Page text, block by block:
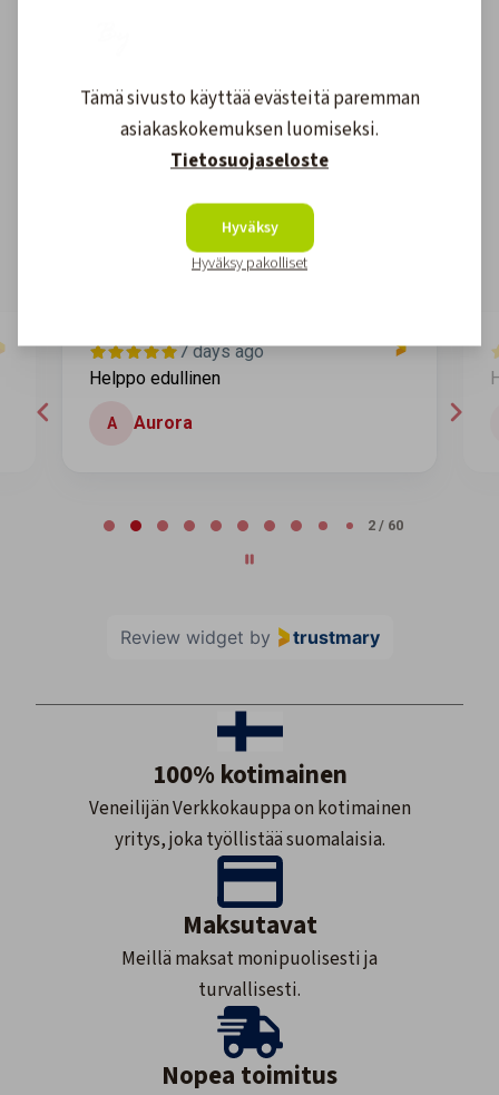
Asiakkaidemme kokemuksia
Kirjoita arvostelu
7 days ago
Helppo edullinen
A Aurora
2 / 60
Review widget by trustmary
100% kotimainen
Veneilijän Verkkokauppa on kotimainen
yritys, joka työllistää suomalaisia.
Maksutavat
Meillä maksat monipuolisesti ja
turvallisesti.
Nopea toimitus
Tämä sivusto käyttää evästeitä paremman
asiakaskokemuksen luomiseksi.
Tietosuojaseloste
Hyväksy
Hyväksy pakolliset